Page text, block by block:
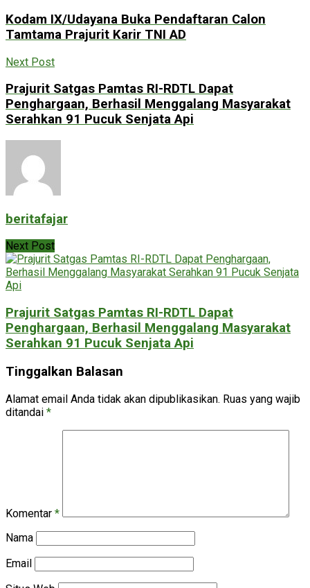
Kodam IX/Udayana Buka Pendaftaran Calon
Tamtama Prajurit Karir TNI AD
Next Post
Prajurit Satgas Pamtas RI-RDTL Dapat
Penghargaan, Berhasil Menggalang Masyarakat
Serahkan 91 Pucuk Senjata Api
beritafajar
Next Post
Prajurit Satgas Pamtas RI-RDTL Dapat
Penghargaan, Berhasil Menggalang Masyarakat
Serahkan 91 Pucuk Senjata Api
Tinggalkan Balasan
Alamat email Anda tidak akan dipublikasikan. Ruas yang wajib
ditandai *
Komentar *
Nama
Email